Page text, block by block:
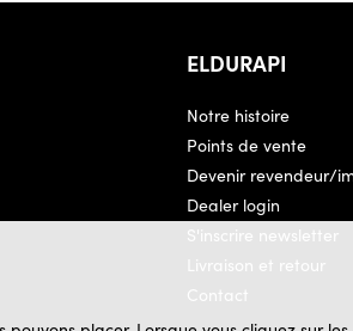
ELDURAPI
Notre histoire
Points de vente
Devenir revendeur/
Dealer login
S'inscrire newsletter
Livraison et retour
Contact